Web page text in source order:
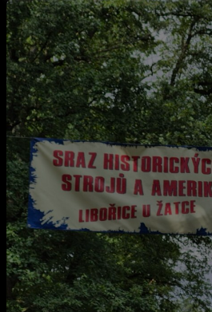
Starý
železo
potřetí:
Sraz
veteránů
u
Žatce